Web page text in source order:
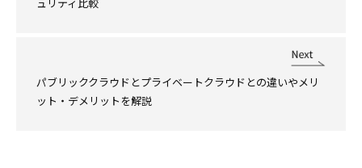
パブリッククラウドとプライベートクラウドとの違いやメリ
ット・デメリットを解説